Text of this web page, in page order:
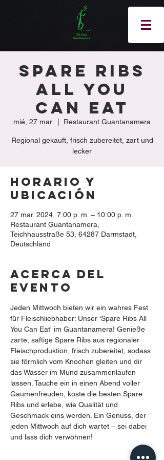
Spare Ribs
All You
Can Eat
mié, 27 mar. Restaurant Guantanamera
Regional gekauft, frisch zubereitet, zart und
lecker
Horario y
ubicación
27 mar. 2024, 7:00 p. m. – 10:00 p. m.
Restaurant Guantanamera,
Teichhausstraße 53, 64287 Darmstadt,
Deutschland
Acerca del
evento
Jeden Mittwoch bieten wir ein wahres Fest
für Fleischliebhaber: Unser 'Spare Ribs All
You Can Eat' im Guantanamera! Genieße
zarte, saftige Spare Ribs aus regionaler
Fleischproduktion, frisch zubereitet, sodass
sie förmlich vom Knochen gleiten und dir
das Wasser im Mund zusammenlaufen
lassen. Tauche ein in einen Abend voller
Gaumenfreuden, koste die besten Spare
Ribs und erlebe, wie Qualität und
Geschmack eins werden. Ein Genuss, der
jeden Mittwoch auf dich wartet – sei dabei
und lass dich verwöhnen!